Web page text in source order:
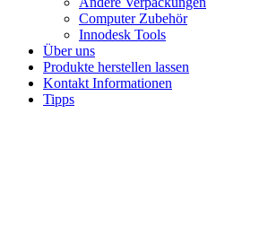
Computer Zubehör
Innodesk Tools
Über uns
Produkte herstellen lassen
Kontakt Informationen
Tipps